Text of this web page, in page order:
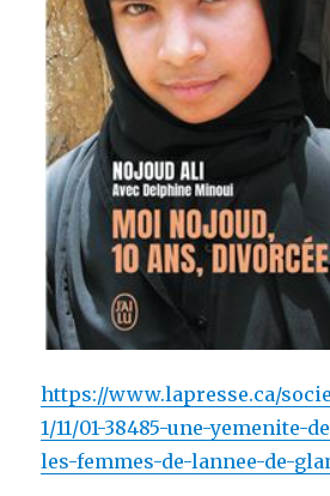
https://www.lapresse.ca/
1/11/01-38485-une-yemenite-
les-femmes-de-lannee-de-